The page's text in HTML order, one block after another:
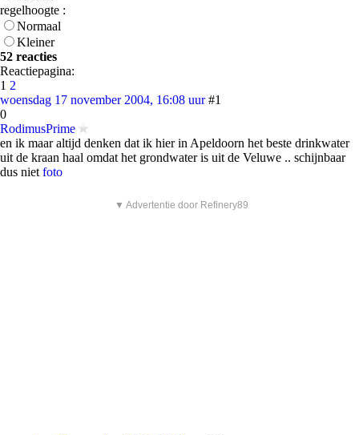
regelhoogte :
Normaal
Kleiner
52 reacties
Reactiepagina:
1 2
woensdag 17 november 2004, 16:08 uur #1
0
RodimusPrime
en ik maar altijd denken dat ik hier in Apeldoorn het beste drinkwater
uit de kraan haal omdat het grondwater is uit de Veluwe .. schijnbaar
dus niet foto
▼ Advertentie door Refinery89